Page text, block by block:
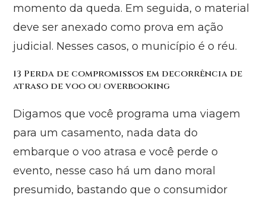
momento da queda. Em seguida, o material
deve ser anexado como prova em ação
judicial. Nesses casos, o município é o réu.
13 Perda de compromissos em decorrência de
atraso de voo ou overbooking
Digamos que você programa uma viagem
para um casamento, nada data do
embarque o voo atrasa e você perde o
evento, nesse caso há um dano moral
presumido, bastando que o consumidor